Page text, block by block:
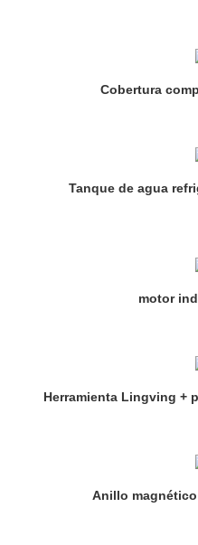
Cobertura
Tanque de agua
motor
Herramienta Lingving +
Anillo